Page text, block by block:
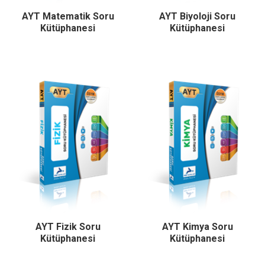
AYT Matematik Soru
Kütüphanesi
AYT Biyoloji Soru
Kütüphanesi
AYT Fizik Soru
Kütüphanesi
AYT Kimya Soru
Kütüphanesi